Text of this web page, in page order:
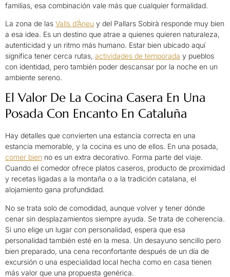
familias, esa combinación vale más que cualquier formalidad.
La zona de las Valls d’Àneu y del Pallars Sobirà responde muy bien
a esa idea. Es un destino que atrae a quienes quieren naturaleza,
autenticidad y un ritmo más humano. Estar bien ubicado aquí
significa tener cerca rutas, actividades de temporada y pueblos
con identidad, pero también poder descansar por la noche en un
ambiente sereno.
El Valor De La Cocina Casera En Una
Posada Con Encanto En Cataluña
Hay detalles que convierten una estancia correcta en una
estancia memorable, y la cocina es uno de ellos. En una posada,
comer bien no es un extra decorativo. Forma parte del viaje.
Cuando el comedor ofrece platos caseros, producto de proximidad
y recetas ligadas a la montaña o a la tradición catalana, el
alojamiento gana profundidad.
No se trata solo de comodidad, aunque volver y tener dónde
cenar sin desplazamientos siempre ayuda. Se trata de coherencia.
Si uno elige un lugar con personalidad, espera que esa
personalidad también esté en la mesa. Un desayuno sencillo pero
bien preparado, una cena reconfortante después de un día de
excursión o una especialidad local hecha como en casa tienen
más valor que una propuesta genérica.